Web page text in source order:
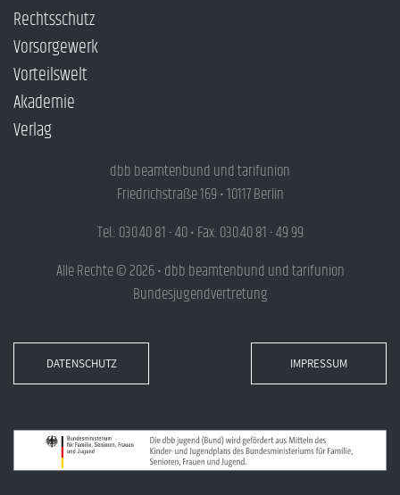
Rechtsschutz
Vorsorgewerk
Vorteilswelt
Akademie
Verlag
dbb beamtenbund und tarifunion
Friedrichstraße 169 • 10117 Berlin
Tel.: 030.40 81 - 40 • Fax: 030.40 81 - 49 99
Alle Rechte © 2026 • dbb beamtenbund und tarifunion
Bundesjugendvertretung
DATENSCHUTZ IMPRESSUM